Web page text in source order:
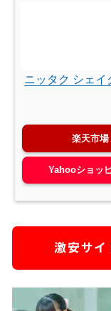
ニッタク シェイ
楽天市場
Yahooショッ
激安サイ